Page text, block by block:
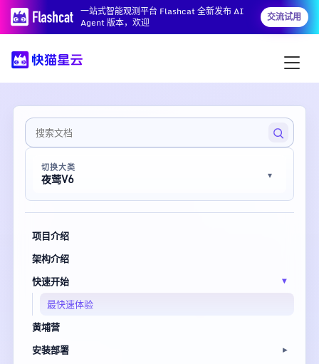
一站式智能观测平台 Flashcat 全新发布 AI
Agent 版本，欢迎
交流试用
切换大类
夜莺V6
项目介绍
架构介绍
快速开始
最快速体验
黄埔营
安装部署